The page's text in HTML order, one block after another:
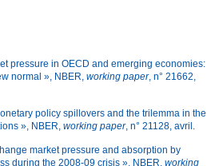
pressure in OECD and emerging economies:
normal », NBER, working paper, n° 21662,
policy spillovers and the trilemma in the
», NBER, working paper, n° 21128, avril.
market pressure and absorption by
during the 2008-09 crisis », NBER, working